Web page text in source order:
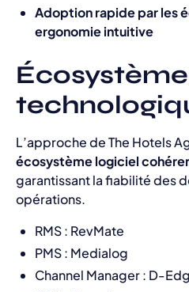
Adoption rapide par les
ergonomie intuitive
Écosystème
L’approche de The Hotels
écosystème logiciel
garantissant la fiabilité des
opérations.
RMS : RevMate
PMS : Medialog
Channel Manager : D-